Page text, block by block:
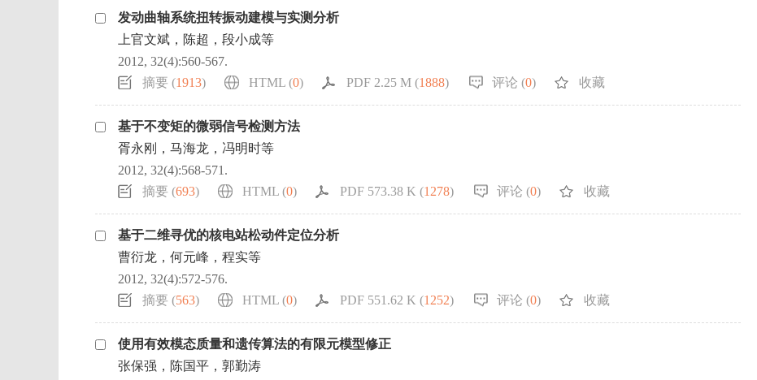
发动曲轴系统扭转振动建模与实测分析
上官文斌，陈超，段小成等
2012, 32(4):560-567.
摘要 (1913) HTML (0) PDF 2.25 M (1888) 评论 (0) 收藏
基于不变矩的微弱信号检测方法
胥永刚，马海龙，冯明时等
2012, 32(4):568-571.
摘要 (693) HTML (0) PDF 573.38 K (1278) 评论 (0) 收藏
基于二维寻优的核电站松动件定位分析
曹衍龙，何元峰，程实等
2012, 32(4):572-576.
摘要 (563) HTML (0) PDF 551.62 K (1252) 评论 (0) 收藏
使用有效模态质量和遗传算法的有限元模型修正
张保强，陈国平，郭勤涛